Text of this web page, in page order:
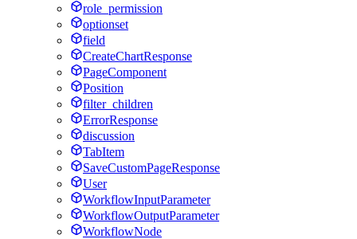
role_permission
optionset
field
CreateChartResponse
PageComponent
Position
filter_children
ErrorResponse
discussion
TabItem
SaveCustomPageResponse
User
WorkflowInputParameter
WorkflowOutputParameter
WorkflowNode